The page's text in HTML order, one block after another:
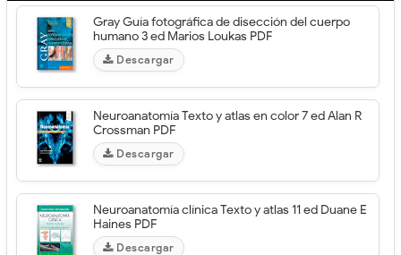
Gray Guía fotográfica de disección del cuerpo
humano 3 ed Marios Loukas PDF
Descargar
Neuroanatomía Texto y atlas en color 7 ed Alan R
Crossman PDF
Descargar
Neuroanatomía clínica Texto y atlas 11 ed Duane E
Haines PDF
Descargar